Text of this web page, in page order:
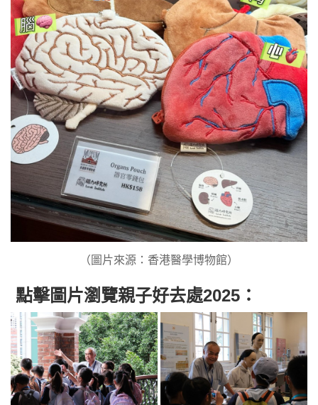
（圖片來源：香港醫學博物館）
點擊圖片瀏覽親子好去處2025：